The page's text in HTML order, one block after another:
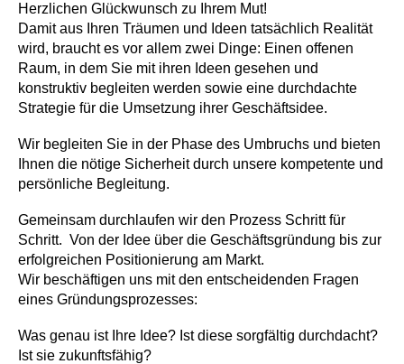
Herzlichen Glückwunsch zu Ihrem Mut!
Damit aus Ihren Träumen und Ideen tatsächlich Realität
wird, braucht es vor allem zwei Dinge: Einen offenen
Raum, in dem Sie mit ihren Ideen gesehen und
konstruktiv begleiten werden sowie eine durchdachte
Strategie für die Umsetzung ihrer Geschäftsidee.
Wir begleiten Sie in der Phase des Umbruchs und bieten
Ihnen die nötige Sicherheit durch unsere kompetente und
persönliche Begleitung.
Gemeinsam durchlaufen wir den Prozess Schritt für
Schritt. Von der Idee über die Geschäftsgründung bis zur
erfolgreichen Positionierung am Markt.
Wir beschäftigen uns mit den entscheidenden Fragen
eines Gründungsprozesses:
Was genau ist Ihre Idee? Ist diese sorgfältig durchdacht?
Ist sie zukunftsfähig?